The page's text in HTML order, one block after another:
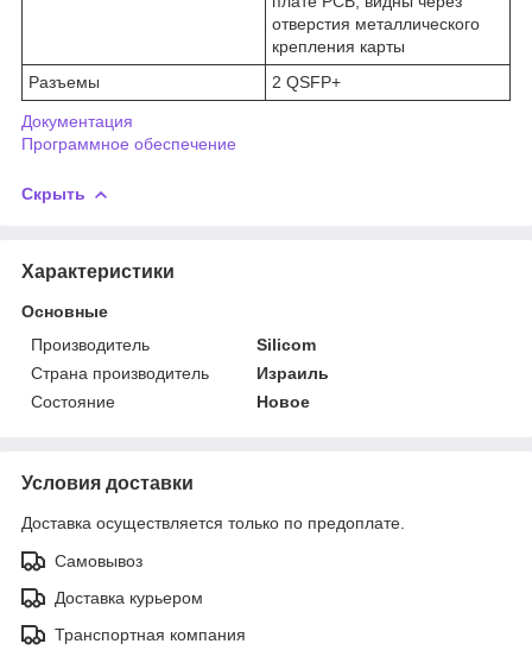
отверстия металлического
крепления карты
Разъемы
2 QSFP+
Документация
Программное обеспечение
Скрыть
Характеристики
Основные
Производитель
Silicom
Страна производитель
Израиль
Состояние
Новое
Условия доставки
Доставка осуществляется только по предоплате.
Самовывоз
Доставка курьером
Транспортная компания